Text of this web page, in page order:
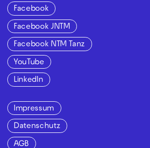
Facebook
Facebook JNTM
Facebook NTM Tanz
YouTube
LinkedIn
Impressum
Datenschutz
AGB